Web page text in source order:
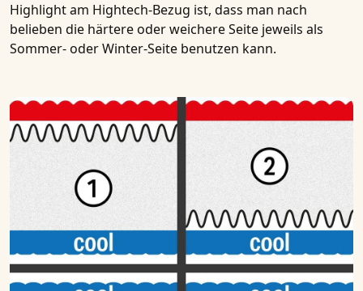
Highlight am Hightech-Bezug ist, dass man nach
belieben die härtere oder weichere Seite jeweils als
Sommer- oder Winter-Seite benutzen kann.